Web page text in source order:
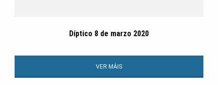
Díptico 8 de marzo 2020
VER MÁIS